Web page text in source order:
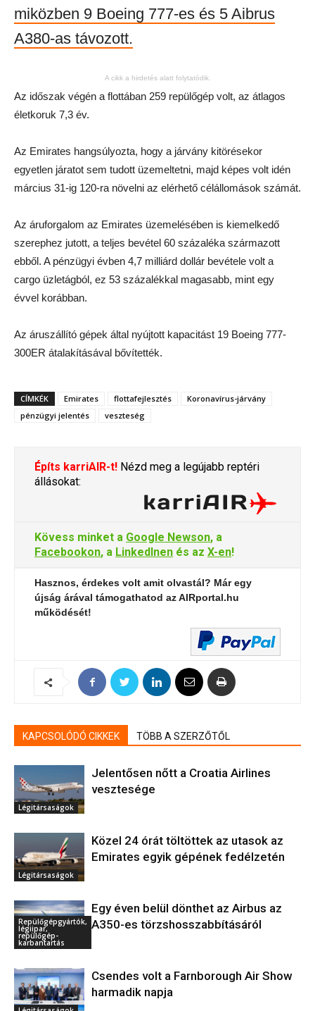
miközben 9 Boeing 777-es és 5 Aibrus
A380-as távozott.
A cikk a hirdetés alatt folytatódik.
Az időszak végén a flottában 259 repülőgép volt, az átlagos
életkoruk 7,3 év.
Az Emirates hangsúlyozta, hogy a járvány kitörésekor
egyetlen járatot sem tudott üzemeltetni, majd képes volt idén
március 31-ig 120-ra növelni az elérhető célállomások számát.
Az áruforgalom az Emirates üzemelésében is kiemelkedő
szerephez jutott, a teljes bevétel 60 százaléka származott
ebből. A pénzügyi évben 4,7 milliárd dollár bevétele volt a
cargo üzletágból, ez 53 százalékkal magasabb, mint egy
évvel korábban.
Az áruszállító gépek által nyújtott kapacitást 19 Boeing 777-
300ER átalakításával bővítették.
CÍMKÉK Emirates flottafejlesztés
Koronavírus-járvány
pénzügyi jelentés
veszteség
Építs karriAIR-t! Nézd meg a legújabb reptéri
állásokat:
Kövess minket a Google Newson, a
Facebookon, a LinkedInen és az X-en!
Hasznos, érdekes volt amit olvastál? Már egy
újság árával támogathatod az AIRportal.hu
működését!
KAPCSOLÓDÓ CIKKEK TÖBB A SZERZŐTŐL
Légitársaságok
Jelentősen nőtt a Croatia Airlines
vesztesége
Légitársaságok
Közel 24 órát töltöttek az utasok az
Emirates egyik gépének fedélzetén
Repülőgépgyártók,
légiipar,
repülőgép-
karbantartás
Egy éven belül dönthet az Airbus az
A350-es törzshosszabbításáról
Csendes volt a Farnborough Air Show
harmadik napja